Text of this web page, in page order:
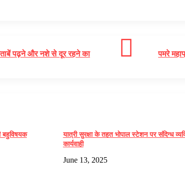
पढ़ने और नशे से दूर रहने का
पमरे
बहुविषयक
यात्री सुरक्षा के तहत भोपाल स्टेशन पर संदिग्ध
कार्यवाही
June 13, 2025